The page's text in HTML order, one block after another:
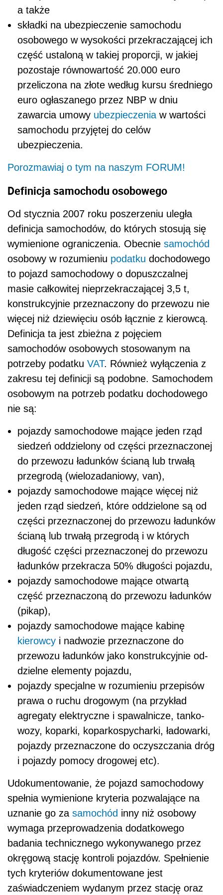
a także
składki na ubezpieczenie samochodu
osobowego w wysokości przekraczającej ich
część ustaloną w takiej proporcji, w jakiej
pozostaje równowartość 20.000 euro
przeliczona na złote według kursu średniego
euro ogłaszanego przez NBP w dniu
zawarcia umowy ubezpieczenia w wartości
samochodu przyjętej do celów
ubezpieczenia.
Porozmawiaj o tym na naszym FORUM!
Definicja samochodu osobowego
Od stycznia 2007 roku poszerzeniu uległa
definicja samochodów, do których stosują się
wymienione ograniczenia. Obecnie samochód
osobowy w rozumieniu podatku dochodowego
to pojazd samochodowy o dopuszczalnej
masie całkowitej nieprzekraczającej 3,5 t,
konstrukcyjnie przeznaczony do przewozu nie
więcej niż dziewięciu osób łącznie z kierowcą.
Definicja ta jest zbieżna z pojęciem
samochodów osobowych stosowanym na
potrzeby podatku VAT. Również wyłączenia z
zakresu tej definicji są podobne. Samochodem
osobowym na potrzeb podatku dochodowego
nie są:
pojazdy samochodowe mające jeden rząd
siedzeń oddzielony od części przeznaczonej
do przewozu ładunków ścianą lub trwałą
przegrodą (wielozadaniowy, van),
pojazdy samochodowe mające więcej niż
jeden rząd siedzeń, które oddzielone są od
części przeznaczonej do przewozu ładunków
ścianą lub trwałą przegrodą i w których
długość części przeznaczonej do przewozu
ładunków przekracza 50% długości pojazdu,
pojazdy samochodowe mające otwartą
część przeznaczoną do przewozu ładunków
(pikap),
pojazdy samochodowe mające kabinę
kierowcy i nadwozie przeznaczone do
przewozu ładunków jako konstrukcyjnie od-
dzielne elementy pojazdu,
pojazdy specjalne w rozumieniu przepisów
prawa o ruchu drogowym (na przykład
agregaty elektryczne i spawalnicze, tanko-
wozy, koparki, koparkospycharki, ładowarki,
pojazdy przeznaczone do oczyszczania dróg
i pojazdy pomocy drogowej etc).
Udokumentowanie, że pojazd samochodowy
spełnia wymienione kryteria pozwalające na
uznanie go za samochód inny niż osobowy
wymaga przeprowadzenia dodatkowego
badania technicznego wykonywanego przez
okręgową stację kontroli pojazdów. Spełnienie
tych kryteriów dokumentowane jest
zaświadczeniem wydanym przez stację oraz